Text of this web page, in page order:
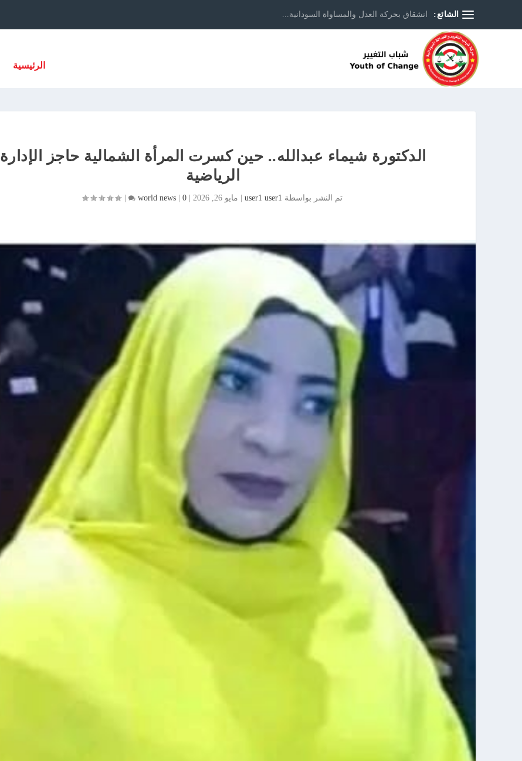
الشائع: انشقاق بحركة العدل والمساواة السودانية...
الرئيسية
الدكتورة شيماء عبدالله.. حين كسرت المرأة الشمالية حاجز الإدارة
الرياضية
تم النشر بواسطة user1 user1
| مايو 26, 2026 |
world news |0
|